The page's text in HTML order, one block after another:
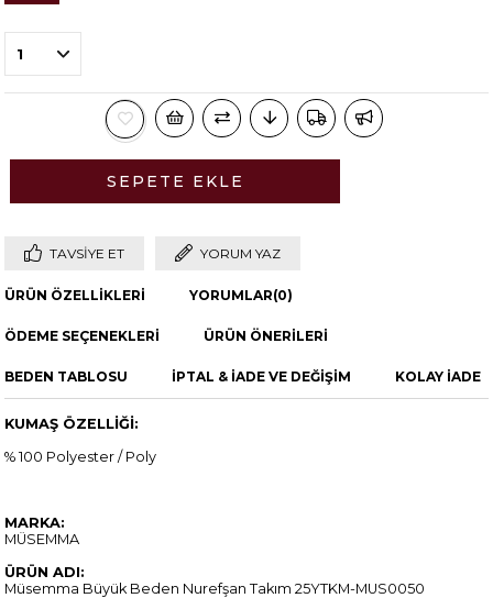
TAVSIYE ET YORUM YAZ
ÜRÜN ÖZELLIKLERI YORUMLAR(0)
ÖDEME SEÇENEKLERI ÜRÜN ÖNERILERI
BEDEN TABLOSU İPTAL & İADE VE DEĞİŞİM KOLAY İADE
KUMAŞ ÖZELLİĞİ:
% 100 Polyester / Poly
MARKA:
MÜSEMMA
ÜRÜN ADI:
Müsemma Büyük Beden Nurefşan Takım 25YTKM-MUS0050